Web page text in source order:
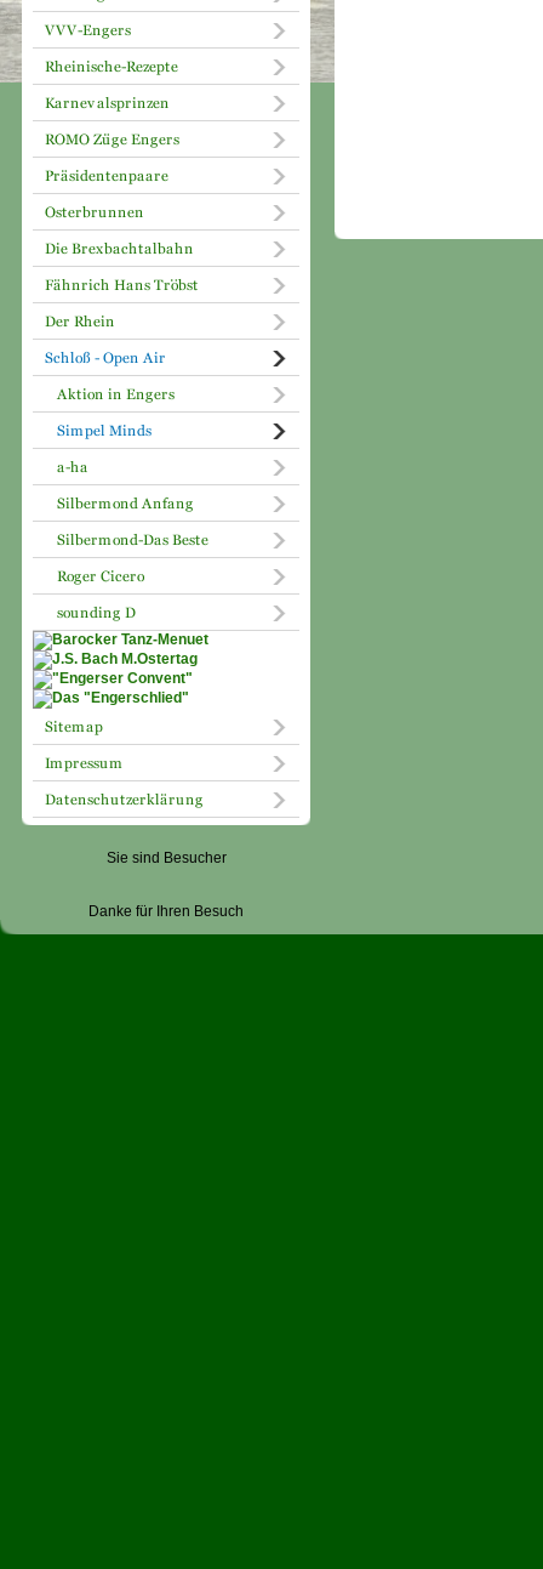
Sie sind Besucher
Danke für Ihren Besuch